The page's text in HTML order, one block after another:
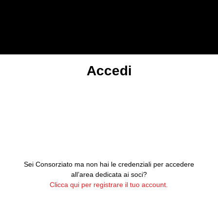
Accedi
Sei Consorziato ma non hai le credenziali per accedere
all’area dedicata ai soci?
Clicca qui per registrare il tuo account.